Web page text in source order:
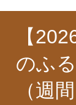
【
のふ
（週間